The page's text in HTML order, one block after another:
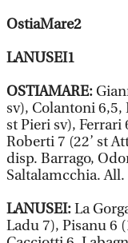
OstiaMare2
LANUSEI1
OSTIAMARE:
sv), Colantoni 6,5,
st Pieri sv), Ferrari
Roberti 7 (22’ st
disp. Barrago,
Saltalamcchia. All.
LANUSEI:La
Ladu 7), Pisanu 6